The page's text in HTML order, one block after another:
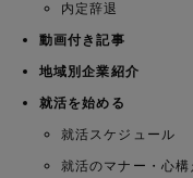
内定辞退
動画付き記事
地域別企業紹介
就活を始める
就活スケジュール
就活のマナー・心構